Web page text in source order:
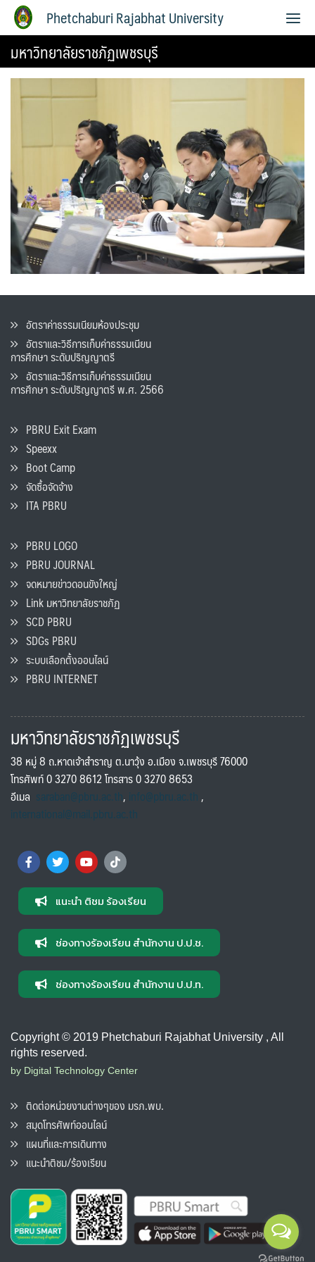
Phetchaburi Rajabhat University
มหาวิทยาลัยราชภัฏเพชรบุรี
อัตราค่าธรรมเนียมห้องประชุม
อัตราและวิธีการเก็บค่าธรรมเนียน
การศึกษา ระดับปริญญาตรี
อัตราและวิธีการเก็บค่าธรรมเนียน
การศึกษา ระดับปริญญาตรี พ.ศ. 2566
PBRU Exit Exam
Speexx
Boot Camp
จัดซื้อจัดจ้าง
ITA PBRU
PBRU LOGO
PBRU JOURNAL
จดหมายข่าวดอนขังใหญ่
Link มหาวิทยาลัยราชภัฏ
SCD PBRU
SDGs PBRU
ระบบเลือกตั้งออนไลน์
PBRU INTERNET
มหาวิทยาลัยราชภัฏเพชรบุรี
38 หมู่ 8 ถ.หาดเจ้าสำราญ ต.นาวุ้ง อ.เมือง จ.เพชรบุรี 76000
โทรศัพท์ 0 3270 8612 โทรสาร 0 3270 8653
อีเมล saraban@pbru.ac.th, info@pbru.ac.th,
international@mail.pbru.ac.th
แนะนำ ติชม ร้องเรียน
ช่องทางร้องเรียน สำนักงาน ป.ป.ช.
ช่องทางร้องเรียน สำนักงาน ป.ป.ท.
Copyright © 2019 Phetchaburi Rajabhat University , All
rights reserved.
by Digital Technology Center
ติดต่อหน่วยงานต่างๆของ มรภ.พบ.
สมุดโทรศัพท์ออนไลน์
แผนที่และการเดินทาง
แนะนำติชม/ร้องเรียน